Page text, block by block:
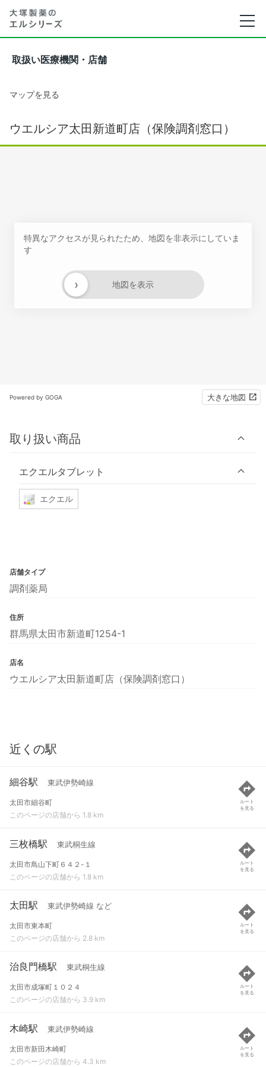
取扱い医療機関・店舗
マップを見る
ウエルシア太田新道町店（保険調剤窓口）
特異なアクセスが見られたため、地図を非表示にしていま
す
地図を表示
›
Powered by GOGA 大きな地図
取り扱い商品
エクエルタブレット
エクエル
店舗タイプ
調剤薬局
住所
群馬県太田市新道町1254-1
店名
ウエルシア太田新道町店（保険調剤窓口）
近くの駅
細谷駅 東武伊勢崎線
太田市細谷町
このページの店舗から 1.8 km
ルート
を見る
三枚橋駅 東武桐生線
太田市鳥山下町６４２-１
このページの店舗から 1.8 km
ルート
を見る
太田駅 東武伊勢崎線 など
太田市東本町
このページの店舗から 2.8 km
ルート
を見る
治良門橋駅 東武桐生線
太田市成塚町１０２４
このページの店舗から 3.9 km
ルート
を見る
木崎駅 東武伊勢崎線
太田市新田木崎町
このページの店舗から 4.3 km
ルート
を見る